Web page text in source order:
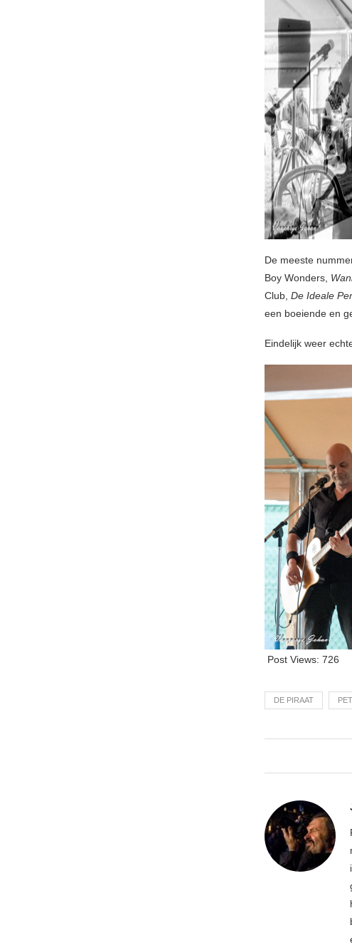
De meeste
Boy Wonders,
Club, De Ideale
een boeiende en
Eindelijk weer
Post Views: 726
DE PIRAAT